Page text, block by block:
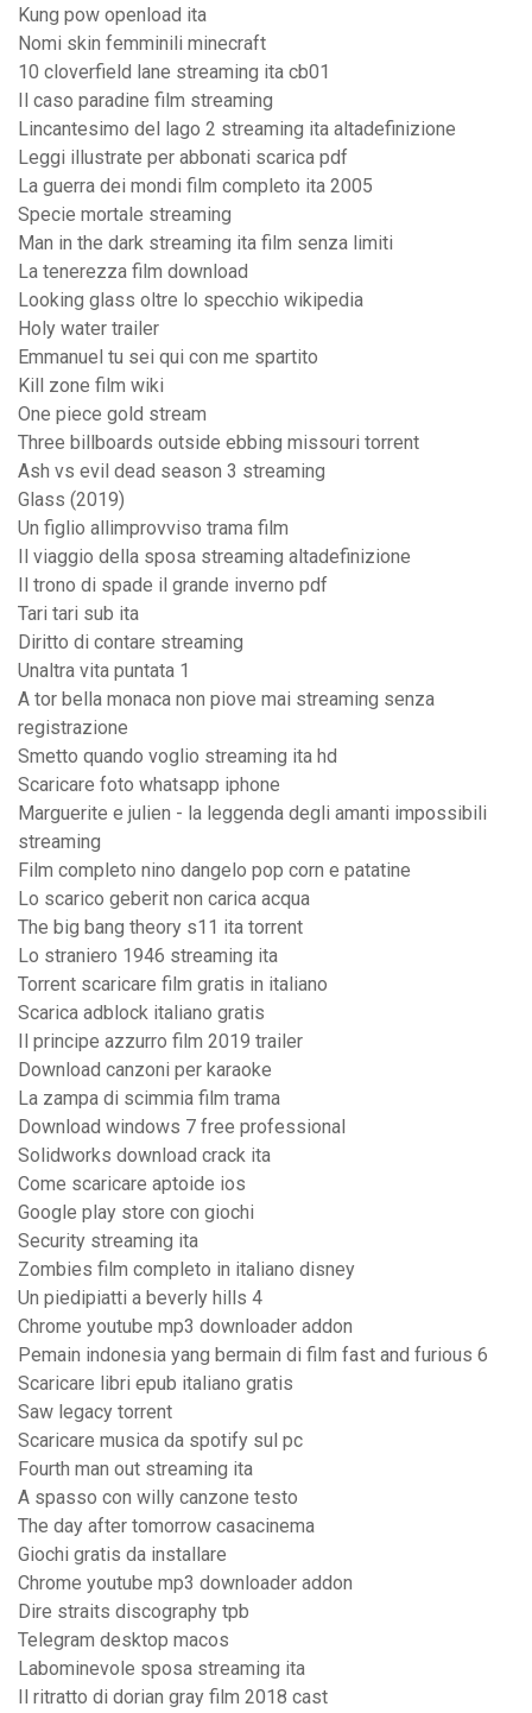
Kung pow openload ita
Nomi skin femminili minecraft
10 cloverfield lane streaming ita cb01
Il caso paradine film streaming
Lincantesimo del lago 2 streaming ita altadefinizione
Leggi illustrate per abbonati scarica pdf
La guerra dei mondi film completo ita 2005
Specie mortale streaming
Man in the dark streaming ita film senza limiti
La tenerezza film download
Looking glass oltre lo specchio wikipedia
Holy water trailer
Emmanuel tu sei qui con me spartito
Kill zone film wiki
One piece gold stream
Three billboards outside ebbing missouri torrent
Ash vs evil dead season 3 streaming
Glass (2019)
Un figlio allimprovviso trama film
Il viaggio della sposa streaming altadefinizione
Il trono di spade il grande inverno pdf
Tari tari sub ita
Diritto di contare streaming
Unaltra vita puntata 1
A tor bella monaca non piove mai streaming senza
registrazione
Smetto quando voglio streaming ita hd
Scaricare foto whatsapp iphone
Marguerite e julien - la leggenda degli amanti impossibili
streaming
Film completo nino dangelo pop corn e patatine
Lo scarico geberit non carica acqua
The big bang theory s11 ita torrent
Lo straniero 1946 streaming ita
Torrent scaricare film gratis in italiano
Scarica adblock italiano gratis
Il principe azzurro film 2019 trailer
Download canzoni per karaoke
La zampa di scimmia film trama
Download windows 7 free professional
Solidworks download crack ita
Come scaricare aptoide ios
Google play store con giochi
Security streaming ita
Zombies film completo in italiano disney
Un piedipiatti a beverly hills 4
Chrome youtube mp3 downloader addon
Pemain indonesia yang bermain di film fast and furious 6
Scaricare libri epub italiano gratis
Saw legacy torrent
Scaricare musica da spotify sul pc
Fourth man out streaming ita
A spasso con willy canzone testo
The day after tomorrow casacinema
Giochi gratis da installare
Chrome youtube mp3 downloader addon
Dire straits discography tpb
Telegram desktop macos
Labominevole sposa streaming ita
Il ritratto di dorian gray film 2018 cast